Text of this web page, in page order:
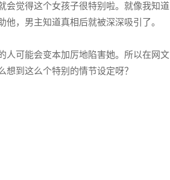
会觉得这个女孩子很特别啦。就像我知道
，男主知道真相后就被深深吸引了。
人可能会变本加厉地陷害她。所以在网文
到这么个特别的情节设定呀？